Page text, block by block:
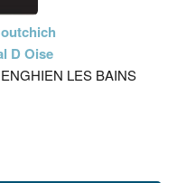
D Oise
LES BAINS